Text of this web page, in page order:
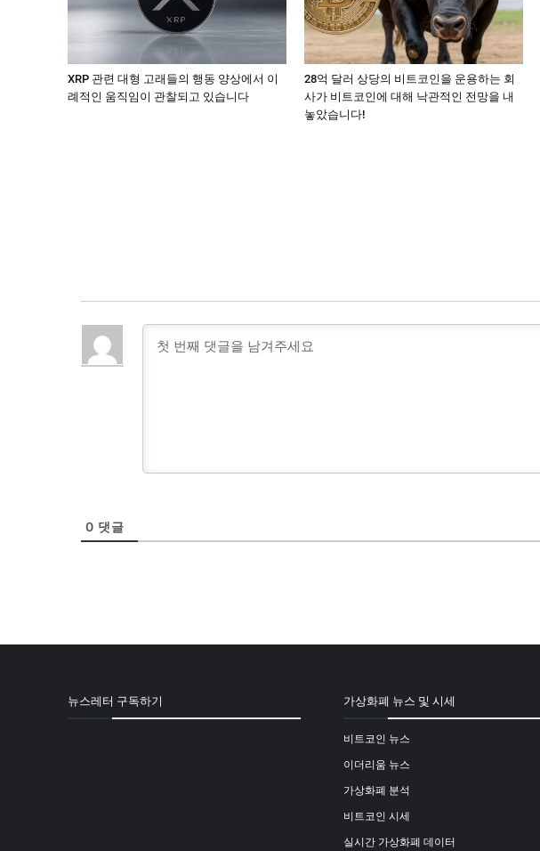
XRP 관련 대형 고래들의 행동 양상에서 이
례적인 움직임이 관찰되고 있습니다
28억 달러 상당의 비트코인을 운용하는 회
사가 비트코인에 대해 낙관적인 전망을 내
놓았습니다!
0 댓글
뉴스레터 구독하기 가상화폐 뉴스 및 시세
비트코인 뉴스
이더리움 뉴스
가상화폐 분석
비트코인 시세
실시간 가상화폐 데이터